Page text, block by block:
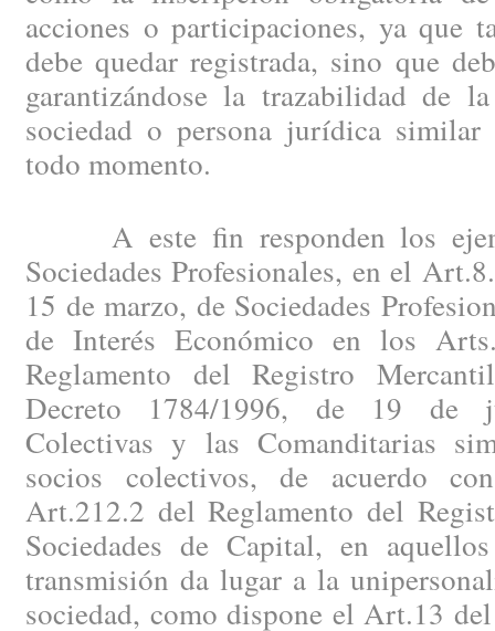
acciones o participaciones, ya que
debe quedar registrada, sino que
garantizándose la trazabilidad de
sociedad o persona jurídica
todo momento.
A este fin responden los
Sociedades Profesionales, en el
15 de marzo, de Sociedades
de Interés Económico en los
Reglamento del Registro
Decreto 1784/1996, de 19 de
Colectivas y las Comanditarias
socios colectivos, de acuerdo
Art.212.2 del Reglamento del
Sociedades de Capital, en
transmisión da lugar a la
sociedad, como dispone el Art.13